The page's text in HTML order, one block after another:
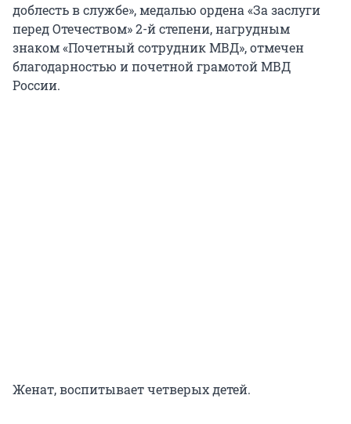
доблесть в службе», медалью ордена «За заслуги
перед Отечеством» 2-й степени, нагрудным
знаком «Почетный сотрудник МВД», отмечен
благодарностью и почетной грамотой МВД
России.
Женат, воспитывает четверых детей.